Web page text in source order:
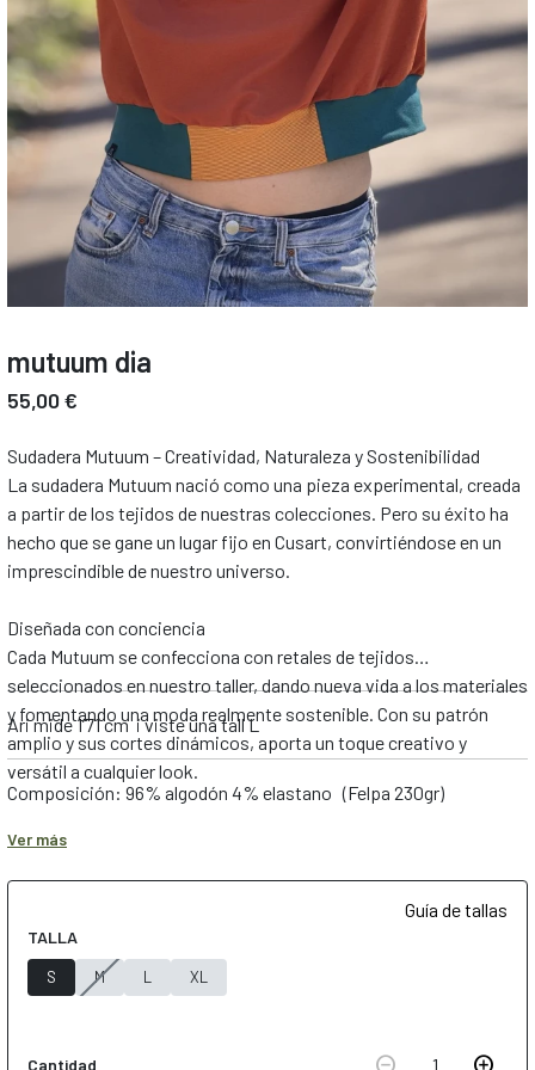
mutuum dia
55,00 €
Sudadera Mutuum – Creatividad, Naturaleza y Sostenibilidad
La sudadera Mutuum nació como una pieza experimental, creada
a partir de los tejidos de nuestras colecciones. Pero su éxito ha
hecho que se gane un lugar fijo en Cusart, convirtiéndose en un
imprescindible de nuestro universo.
Diseñada con conciencia
Cada Mutuum se confecciona con retales de tejidos
seleccionados en nuestro taller, dando nueva vida a los materiales
y fomentando una moda realmente sostenible. Con su patrón
amplio y sus cortes dinámicos, aporta un toque creativo y
versátil a cualquier look.
agradable que no es perchado, la sudadera Mutuum es perfecta
para llevar en primavera y otoño. Su ligereza la hace ideal para
acompañarte en tus días más activos, sin renunciar a la
comodidad.
Su origen está en la reutilización de tejidos de colecciones
Ari mide 1’71 cm i viste una tall L
Composición: 96% algodón 4% elastano (Felpa 230gr)
Ver más
Guía de tallas
TALLA
S M L XL
Cantidad 1